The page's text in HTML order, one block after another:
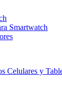
Smartwatch
Celulares y